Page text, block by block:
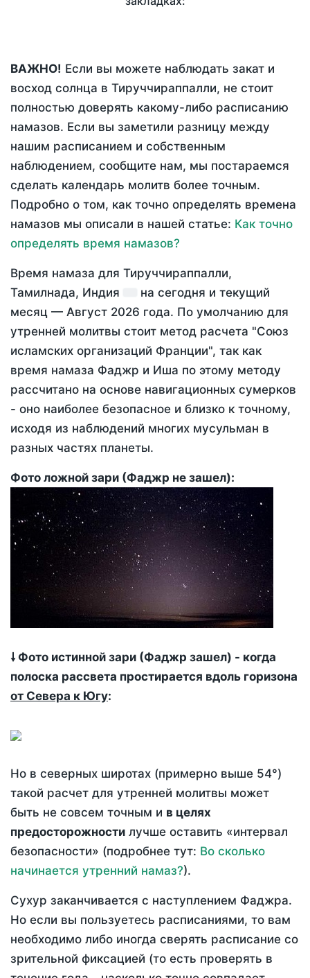
ВАЖНО! Если вы можете наблюдать закат и
восход солнца в Тируччираппалли, не стоит
полностью доверять какому-либо расписанию
намазов. Если вы заметили разницу между
нашим расписанием и собственным
наблюдением, сообщите нам, мы постараемся
сделать календарь молитв более точным.
Подробно о том, как точно определять времена
намазов мы описали в нашей статье: Как точно
определять время намазов?
Время намаза для Тируччираппалли,
Тамилнада, Индия
на сегодня и текущий
месяц — Август 2026 года. По умолчанию для
утренней молитвы стоит метод расчета "Союз
исламских организаций Франции", так как
время намаза Фаджр и Иша по этому методу
рассчитано на основе навигационных сумерков
- оно наиболее безопасное и близко к точному,
исходя из наблюдений многих мусульман в
разных частях планеты.
Фото ложной зари (Фаджр не зашел):
🠗 Фото истинной зари (Фаджр зашел) - когда
полоска рассвета простирается вдоль горизона
от Севера к Югу:
Но в северных широтах (примерно выше 54°)
такой расчет для утренней молитвы может
быть не совсем точным и в целях
предосторожности лучше оставить «интервал
безопасности» (подробнее тут: Во сколько
начинается утренний намаз?).
Сухур заканчивается с наступлением Фаджра.
Но если вы пользуетесь расписаниями, то вам
необходимо либо иногда сверять расписание со
зрительной фиксацией (то есть проверять в